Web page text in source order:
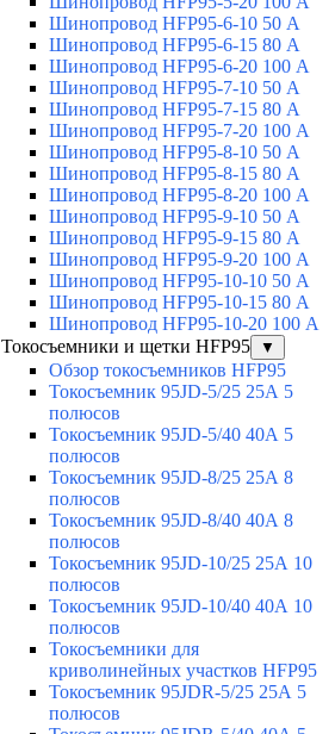
Шинопровод HFP95-6-10 50 А
Шинопровод HFP95-6-15 80 А
Шинопровод HFP95-6-20 100 А
Шинопровод HFP95-7-10 50 А
Шинопровод HFP95-7-15 80 А
Шинопровод HFP95-7-20 100 А
Шинопровод HFP95-8-10 50 А
Шинопровод HFP95-8-15 80 А
Шинопровод HFP95-8-20 100 А
Шинопровод HFP95-9-10 50 А
Шинопровод HFP95-9-15 80 А
Шинопровод HFP95-9-20 100 А
Шинопровод HFP95-10-10 50 А
Шинопровод HFP95-10-15 80 А
Шинопровод HFP95-10-20 100 А
Токосъемники и щетки HFP95
▼
Обзор токосъемников HFP95
Токосъемник 95JD-5/25 25А 5
полюсов
Токосъемник 95JD-5/40 40А 5
полюсов
Токосъемник 95JD-8/25 25А 8
полюсов
Токосъемник 95JD-8/40 40А 8
полюсов
Токосъемник 95JD-10/25 25А 10
полюсов
Токосъемник 95JD-10/40 40А 10
полюсов
Токосъемники для
криволинейных участков HFP95
Токосъемник 95JDR-5/25 25А 5
полюсов